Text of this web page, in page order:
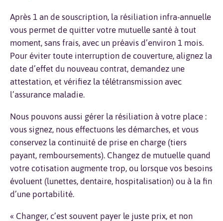
Après 1 an de souscription, la résiliation infra-annuelle
vous permet de quitter votre mutuelle santé à tout
moment, sans frais, avec un préavis d’environ 1 mois.
Pour éviter toute interruption de couverture, alignez la
date d’effet du nouveau contrat, demandez une
attestation, et vérifiez la télétransmission avec
l’assurance maladie.
Nous pouvons aussi gérer la résiliation à votre place :
vous signez, nous effectuons les démarches, et vous
conservez la continuité de prise en charge (tiers
payant, remboursements). Changez de mutuelle quand
votre cotisation augmente trop, ou lorsque vos besoins
évoluent (lunettes, dentaire, hospitalisation) ou à la fin
d’une portabilité.
« Changer, c’est souvent payer le juste prix, et non